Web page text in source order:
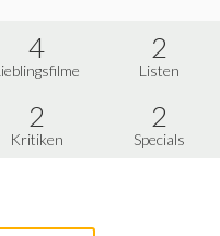
4 2
Listen
2
Kritiken
2
Specials